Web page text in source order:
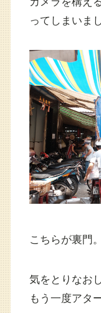
ってしまいまし
こちらが裏門。
気をとりなおし
もう一度アタ